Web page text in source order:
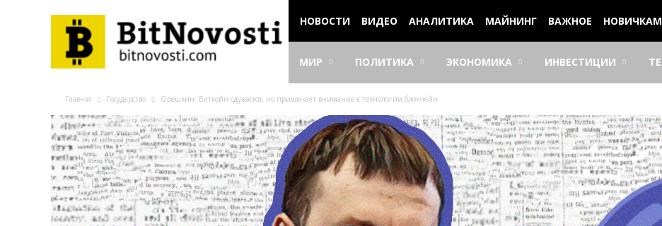
НОВОСТИ ВИДЕО АНАЛИТИКА МАЙНИНГ ВАЖНОЕ НОВИЧКАМ
МИР ПОЛИТИКА ЭКОНОМИКА ИНВЕСТИЦИИ
Главная Государство Орешкин: Биткойн сдувается, но привлекает внимание к технологии блокчейн